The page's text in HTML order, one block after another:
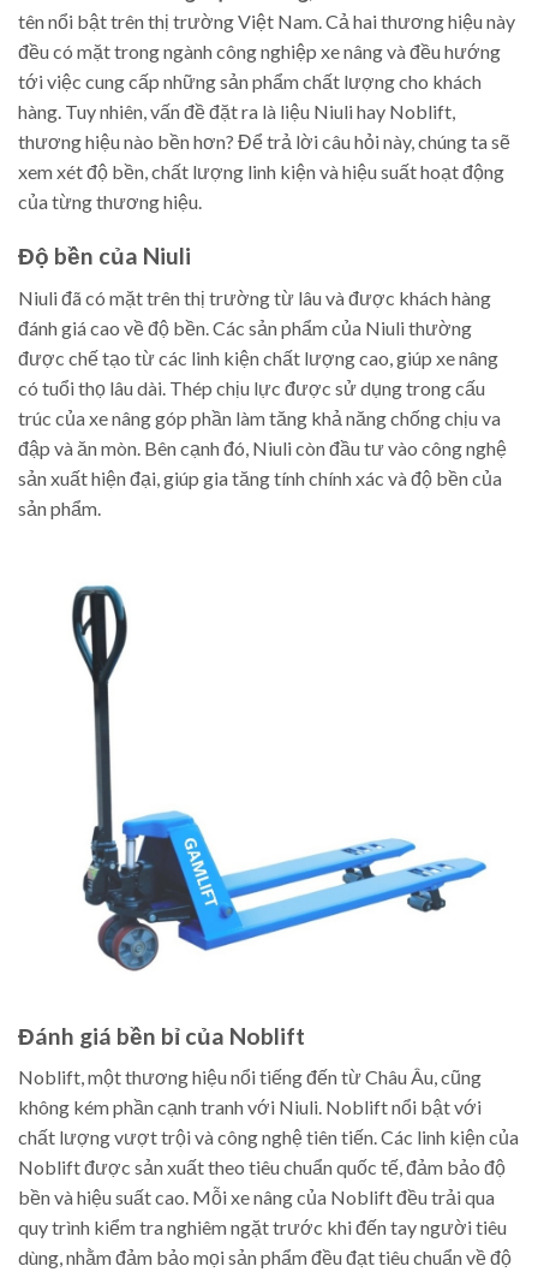
tên nổi bật trên thị trường Việt Nam. Cả hai thương hiệu này
đều có mặt trong ngành công nghiệp xe nâng và đều hướng
tới việc cung cấp những sản phẩm chất lượng cho khách
hàng. Tuy nhiên, vấn đề đặt ra là liệu Niuli hay Noblift,
thương hiệu nào bền hơn? Để trả lời câu hỏi này, chúng ta sẽ
xem xét độ bền, chất lượng linh kiện và hiệu suất hoạt động
của từng thương hiệu.
Độ bền của Niuli
Niuli đã có mặt trên thị trường từ lâu và được khách hàng
đánh giá cao về độ bền. Các sản phẩm của Niuli thường
được chế tạo từ các linh kiện chất lượng cao, giúp xe nâng
có tuổi thọ lâu dài. Thép chịu lực được sử dụng trong cấu
trúc của xe nâng góp phần làm tăng khả năng chống chịu va
đập và ăn mòn. Bên cạnh đó, Niuli còn đầu tư vào công nghệ
sản xuất hiện đại, giúp gia tăng tính chính xác và độ bền của
sản phẩm.
Đánh giá bền bỉ của Noblift
Noblift, một thương hiệu nổi tiếng đến từ Châu Âu, cũng
không kém phần cạnh tranh với Niuli. Noblift nổi bật với
chất lượng vượt trội và công nghệ tiên tiến. Các linh kiện của
Noblift được sản xuất theo tiêu chuẩn quốc tế, đảm bảo độ
bền và hiệu suất cao. Mỗi xe nâng của Noblift đều trải qua
quy trình kiểm tra nghiêm ngặt trước khi đến tay người tiêu
dùng, nhằm đảm bảo mọi sản phẩm đều đạt tiêu chuẩn về độ